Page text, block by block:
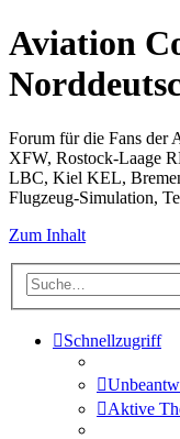
Aviation
Forum für die Fans der
XFW, Rostock-Laage
LBC, Kiel KEL,
Flugzeug-Simulation,
Zum Inhalt
Schnellzugriff
Aktive